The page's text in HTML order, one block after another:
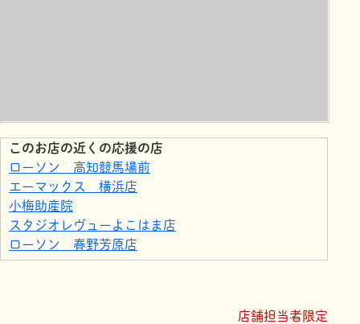
このお店の近くの応援の店
ローソン 高知競馬場前
エーマックス 横浜店
小梅助産院
スタジオレヴューよこはま店
ローソン 春野芳原店
サニーマート瀬戸店
店舗担当者限定